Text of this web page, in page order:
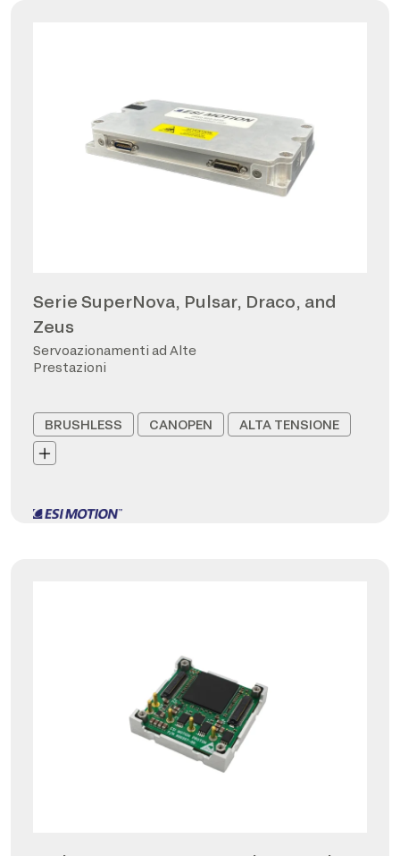
Serie SuperNova, Pulsar, Draco, and
Zeus
Servoazionamenti ad Alte
Prestazioni
BRUSHLESS CANOPEN ALTA TENSIONE